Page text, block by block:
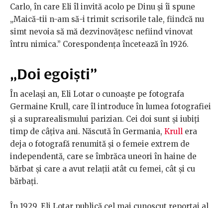
Carlo, în care Eli îl invită acolo pe Dinu și îi spune
„Maică-tii n-am să-i trimit scrisorile tale, fiindcă nu
simt nevoia să mă dezvinovățesc nefiind vinovat
întru nimica.” Corespondența încetează în 1926.
„Doi egoiști”
În același an, Eli Lotar o cunoaște pe fotografa
Germaine Krull, care îl introduce în lumea fotografiei
și a suprarealismului parizian. Cei doi sunt și iubiți
timp de câțiva ani. Născută în Germania, Krull era
deja o fotografă renumită și o femeie extrem de
independentă, care se îmbrăca uneori în haine de
bărbat și care a avut relații atât cu femei, cât și cu
bărbați.